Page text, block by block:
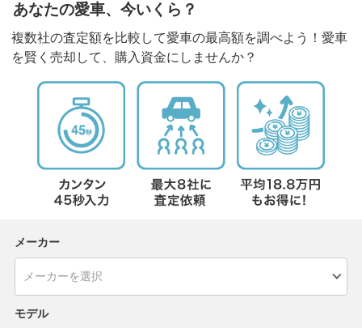
あなたの愛車、今いくら？
複数社の査定額を比較して愛車の最高額を調べよう！愛車
を賢く売却して、購入資金にしませんか？
メーカー
モデル